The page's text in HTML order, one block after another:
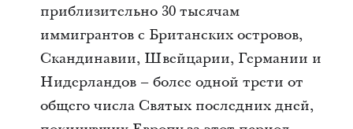
приблизительно 30 тысячам
иммигрантов с Британских островов,
Скандинавии, Швейцарии, Германии и
Нидерландов – более одной трети от
общего числа Святых последних дней,